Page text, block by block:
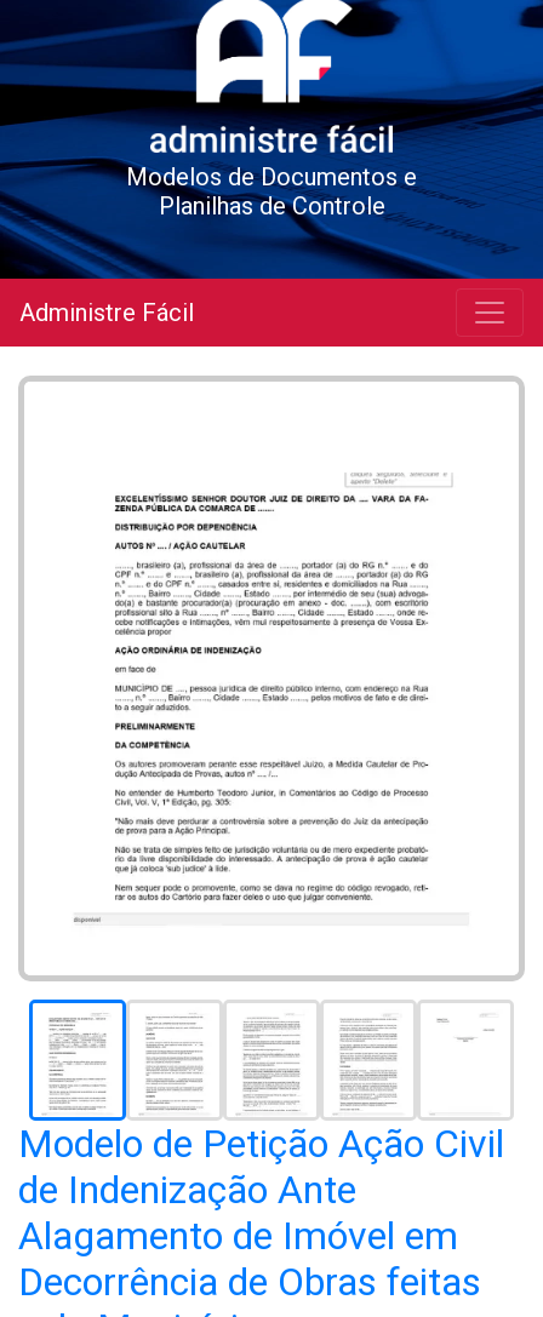
Modelos de Documentos e
Planilhas de Controle
Administre Fácil
Modelo de Petição Ação Civil
de Indenização Ante
Alagamento de Imóvel em
Decorrência de Obras feitas